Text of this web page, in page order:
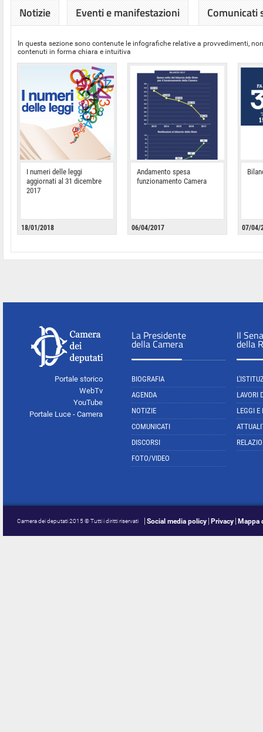
Notizie Eventi e manifestazioni Comunicati
In questa sezione sono contenute le infografiche relative a provvedimenti,
contenuti in forma chiara e intuitiva
I numeri delle leggi
aggiornati al 31 dicembre
2017
18/01/2018
Andamento spesa
funzionamento Camera
06/04/2017 07/04/
Portale storico
WebTv
YouTube
Portale Luce - Camera
La Presidente
della Camera
BIOGRAFIA
AGENDA
NOTIZIE
COMUNICATI
DISCORSI
FOTO/VIDEO
Il
della
LAVORI
LEGGI E
Camera dei deputati 2015 © Tutti i diritti riservati Social media policy Privacy Mappa